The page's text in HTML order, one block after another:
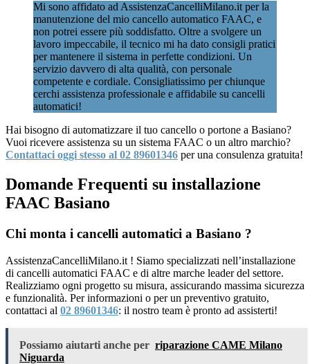
Mi sono affidato ad AssistenzaCancelliMilano.it per la
manutenzione del mio cancello automatico FAAC, e
non potrei essere più soddisfatto. Oltre a svolgere un
lavoro impeccabile, il tecnico mi ha dato consigli pratici
per mantenere il sistema in perfette condizioni. Un
servizio davvero di alta qualità, con personale
competente e cordiale. Consigliatissimo per chiunque
cerchi assistenza professionale e affidabile su cancelli
automatici!
Hai bisogno di automatizzare il tuo cancello o portone a Basiano?
Vuoi ricevere assistenza su un sistema FAAC o un altro marchio?
Contattaci oggi stesso al 02 89601346 per una consulenza gratuita!
Domande Frequenti su installazione
FAAC Basiano
Chi monta i cancelli automatici a Basiano ?
AssistenzaCancelliMilano.it ! Siamo specializzati nell’installazione
di cancelli automatici FAAC e di altre marche leader del settore.
Realizziamo ogni progetto su misura, assicurando massima sicurezza
e funzionalità. Per informazioni o per un preventivo gratuito,
contattaci al 02 89601346: il nostro team è pronto ad assisterti!
Possiamo aiutarti anche per riparazione CAME Milano
Niguarda